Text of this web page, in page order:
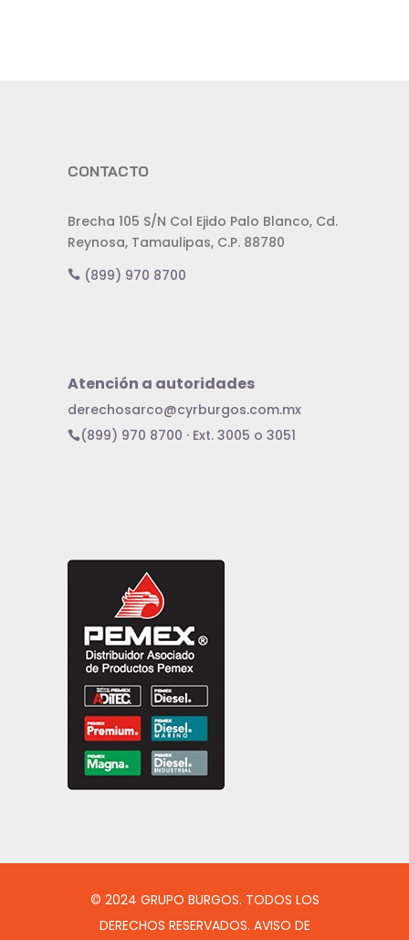
CONTACTO
Brecha 105 S/N Col Ejido Palo Blanco, Cd.
Reynosa, Tamaulipas, C.P. 88780
(899) 970 8700
Atención a autoridades
derechosarco@cyrburgos.com.mx
(899) 970 8700 · Ext. 3005 o 3051
© 2024 GRUPO BURGOS. TODOS LOS
DERECHOS RESERVADOS. AVISO DE